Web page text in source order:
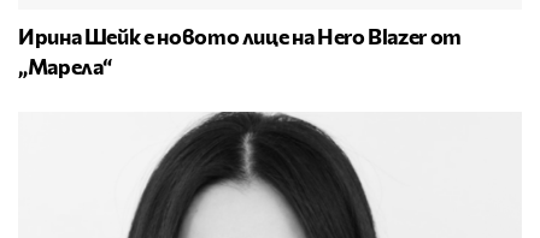
Ирина Шейк е новото лице на Hero Blazer от
„Марела“